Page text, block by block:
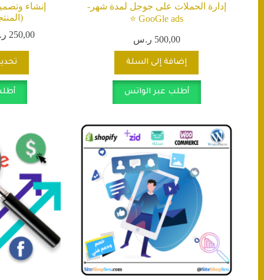
إدارة الحملات على جوجل لمدة شهر-
GooGle ads ⭐️
500,00 ر.س
إضافة إلى السلة
أطلب عبر الواتس
إنشاء
250,00